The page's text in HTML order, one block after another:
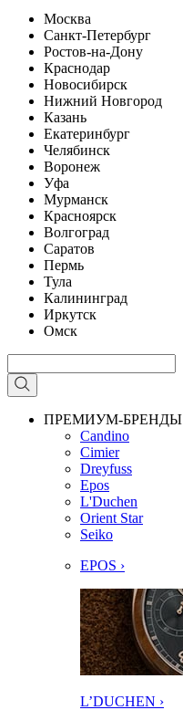
Москва
Санкт-Петербург
Ростов-на-Дону
Краснодар
Новосибирск
Нижний Новгород
Казань
Екатеринбург
Челябинск
Воронеж
Уфа
Мурманск
Красноярск
Волгоград
Саратов
Пермь
Тула
Калининград
Иркутск
Омск
ПРЕМИУМ-БРЕНДЫ
Candino
Cimier
Dreyfuss
Epos
L'Duchen
Orient Star
Seiko
EPOS ›
L’DUCHEN ›